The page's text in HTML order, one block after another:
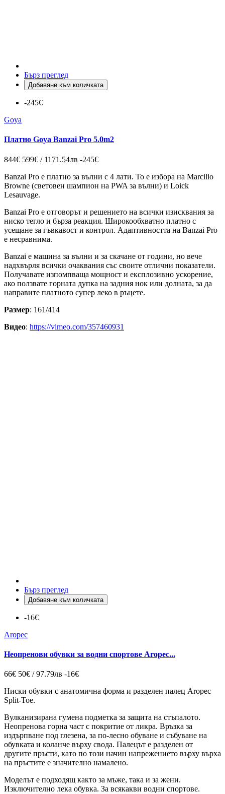
Бърз преглед
Добавяне към количката
-245€
Goya
Платно Goya Banzai Pro 5.0m2
844€ 599€ / 1171.54лв -245€
Banzai Pro е платно за вълни с 4 лати. То е избора на Marcilio
Browne (световен шампион на PWA за вълни) и Loick
Lesauvage.
Banzai Pro е отговорът и решението на всички изисквания за
ниско тегло и бърза реакция. Широкообхватно платно с
усещане за гъвкавост и контрол. Адаптивността на Banzai Pro
е несравнима.
Banzai е машина за вълни и за скачане от години, но вече
надхвърля всички очаквания със своите отлични показатели.
Получавате изпомпваща мощност и експлозивно ускорение,
ако ползвате горната дупка на задния нок или долната, за да
направите платното супер леко в ръцете.
Размер: 161/414
Видео: https://vimeo.com/357460931
Бърз преглед
Добавяне към количката
-16€
Aropec
Неопренови обувки за водни спортове Aropec...
66€ 50€ / 97.79лв -16€
Ниски обувки с анатомична форма и разделен палец Aropec
Split-Toe.
Вулканизирана гумена подметка за защита на стъпалото.
Неопренова горна част с покритие от ликра. Връзка за
издърпване под глезена, за по-лесно обуване и събуване на
обувката и коланче върху свода. Палецът е разделен от
другите пръсти, като по този начин напрежението върху върха
на пръстите е значително намалено.
Моделът е подходящ както за мъже, така и за жени.
Изключително лека обувка. За всякакви водни спортове.